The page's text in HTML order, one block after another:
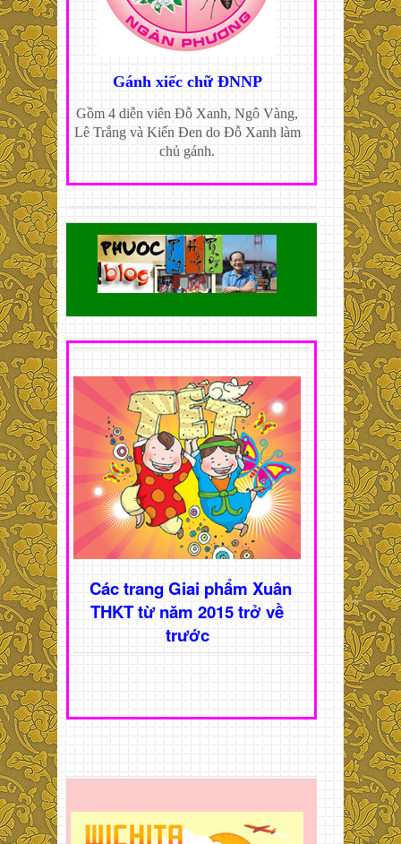
Gánh xiếc chữ ĐNNP
Gồm 4 diễn viên Đỗ Xanh, Ngô Vàng,
Lê Trắng và Kiến Đen do Đỗ Xanh làm
chủ gánh.
Các trang Giai phẩm Xuân
THKT từ năm 2015 trở về
trước